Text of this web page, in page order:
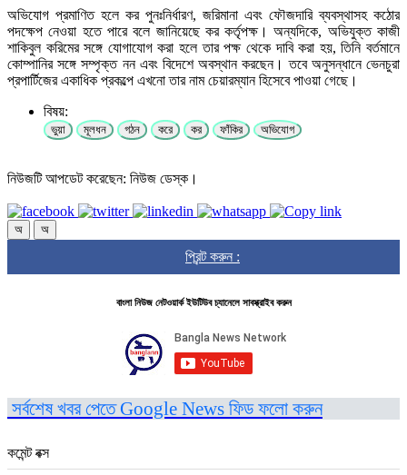
অভিযোগ প্রমাণিত হলে কর পুনঃনির্ধারণ, জরিমানা এবং ফৌজদারি ব্যবস্থাসহ কঠোর
পদক্ষেপ নেওয়া হতে পারে বলে জানিয়েছে কর কর্তৃপক্ষ। অন্যদিকে, অভিযুক্ত কাজী
শাকিবুল করিমের সঙ্গে যোগাযোগ করা হলে তার পক্ষ থেকে দাবি করা হয়, তিনি বর্তমানে
কোম্পানির সঙ্গে সম্পৃক্ত নন এবং বিদেশে অবস্থান করছেন। তবে অনুসন্ধানে ভেনচুরা
প্রপার্টিজের একাধিক প্রকল্পে এখনো তার নাম চেয়ারম্যান হিসেবে পাওয়া গেছে।
বিষয়:
ভুয়া মূলধন গঠন করে কর ফাঁকির অভিযোগ
নিউজটি আপডেট করেছেন: নিউজ ডেস্ক।
অ অ
প্রিন্ট করুন :
বাংলা নিউজ নেটওয়ার্ক ইউটিউব চ্যানেলে সাবস্ক্রাইব করুন
সর্বশেষ খবর পেতে Google News ফিড ফলো করুন
কমেন্ট বক্স